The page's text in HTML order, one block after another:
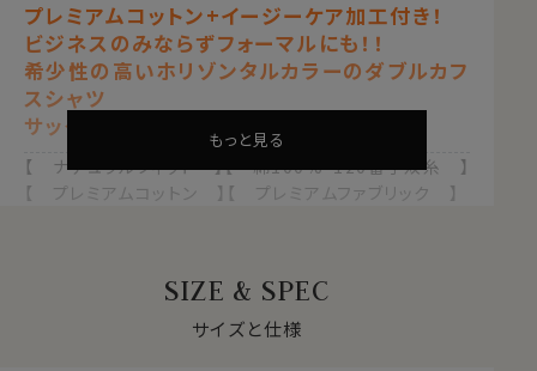
プレミアムコットン+イージーケア加工付き！
ビジネスのみならずフォーマルにも！！
希少性の高いホリゾンタルカラーのダブルカフ
スシャツ
サックスブルー 青
【 ナチュラルフィット 】【 綿100%・120番手双糸 】
【 プレミアムコットン 】【 プレミアムファブリック 】
【 ダブルカフス 】【 ポケット無し 】
もっと見る
SIZE & SPEC
サイズと仕様